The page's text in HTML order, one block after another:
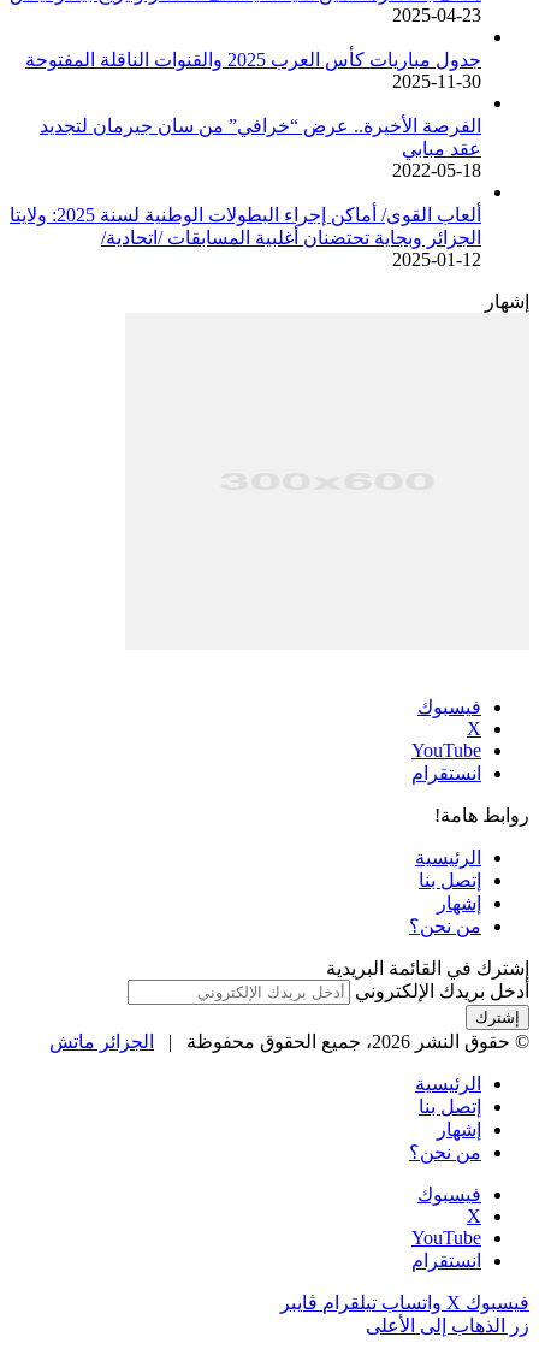
2025-04-23
جدول مباريات كأس العرب 2025 والقنوات الناقلة المفتوحة
2025-11-30
الفرصة الأخيرة.. عرض “خرافي” من سان جيرمان لتجديد
عقد مبابي
2022-05-18
ألعاب القوى/ أماكن إجراء البطولات الوطنية لسنة 2025: ولايتا
الجزائر وبجاية تحتضنان أغلبية المسابقات /اتحادية/
2025-01-12
إشهار
فيسبوك
‫X
‫YouTube
انستقرام
روابط هامة!
الرئيسية
إتصل بنا
إشهار
من نحن؟
إشترك في القائمة البريدية
أدخل بريدك الإلكتروني
© حقوق النشر 2026، جميع الحقوق محفوظة | الجزائر ماتش
الرئيسية
إتصل بنا
إشهار
من نحن؟
فيسبوك
‫X
‫YouTube
انستقرام
فيسبوك ‫X واتساب تيلقرام ڤايبر
زر الذهاب إلى الأعلى